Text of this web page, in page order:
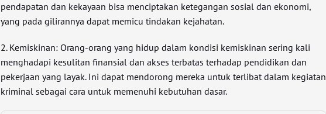
pendapatan dan kekayaan bisa menciptakan ketegangan sosial dan ekonomi,
yang pada gilirannya dapat memicu tindakan kejahatan.
2. Kemiskinan: Orang-orang yang hidup dalam kondisi kemiskinan sering kali
menghadapi kesulitan finansial dan akses terbatas terhadap pendidikan dan
pekerjaan yang layak. Ini dapat mendorong mereka untuk terlibat dalam kegiatan
kriminal sebagai cara untuk memenuhi kebutuhan dasar.